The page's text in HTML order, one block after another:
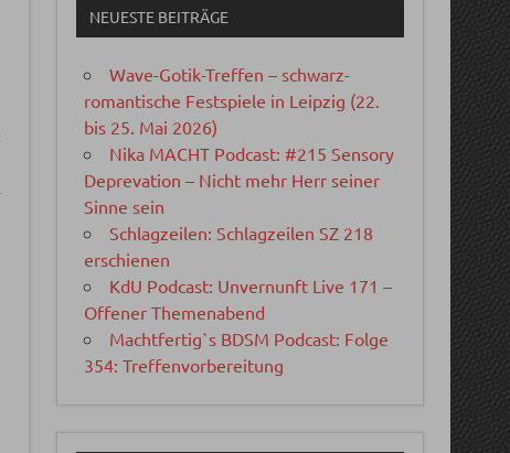
NEUESTE BEITRÄGE
Wave-Gotik-Treffen – schwarz-
romantische Festspiele in Leipzig (22.
bis 25. Mai 2026)
Nika MACHT Podcast: #215 Sensory
Deprevation – Nicht mehr Herr seiner
Sinne sein
Schlagzeilen: Schlagzeilen SZ 218
erschienen
KdU Podcast: Unvernunft Live 171 –
Offener Themenabend
Machtfertig`s BDSM Podcast: Folge
354: Treffenvorbereitung